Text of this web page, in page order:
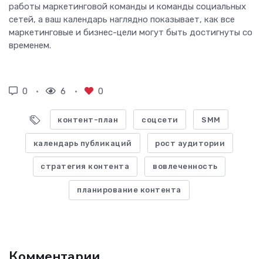
работы маркетинговой команды и команды социальных
сетей, а ваш календарь наглядно показывает, как все
маркетинговые и бизнес-цели могут быть достигнуты со
временем.
0 6 0
контент-план соцсети SMM
календарь публикаций рост аудитории
стратегия контента вовлеченность
планирование контента